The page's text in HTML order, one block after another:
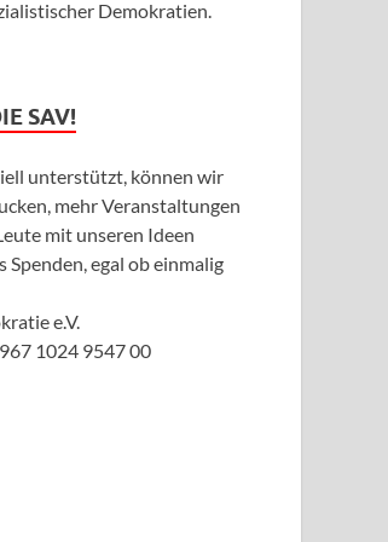
Demokratien.
SAV!
unterstützt, können wir
mehr Veranstaltungen
mit unseren Ideen
Spenden, egal ob einmalig
e.V.
1024 9547 00